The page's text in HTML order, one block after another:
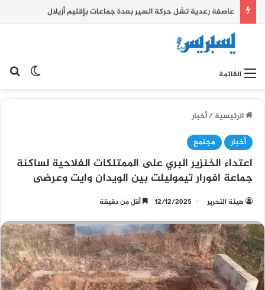
عاصفة رعدية تشل حركة السير بعدة جماعات بإقليم أزيلال
القائمة
الرئيسية/أخبار
أخبار
مجتمع
اعتداء الخنزير البري على الممتلكات الفلاحية لساكنة
جماعة افورار تيموليلت بين الويدان وايت وعرضى
هيئة التحرير 12/12/2025 أقل من دقيقة